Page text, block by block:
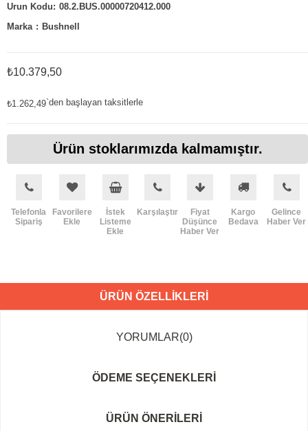
08.2.BUS.00000720412.000
Marka : Bushnell
₺10.379,50
₺1.262,49`den başlayan taksitlerle
Ürün stoklarımızda kalmamıştır.
Telefonla
Sipariş
Favorilere
Ekle
İstek
Listeme
Ekle
Karşılaştır
Fiyat
Düşünce
Haber Ver
Kargo
Bedava
Gelince
Haber Ver
ÜRÜN ÖZELLIKLERI
YORUMLAR(0)
ÖDEME SEÇENEKLERI
ÜRÜN ÖNERILERI